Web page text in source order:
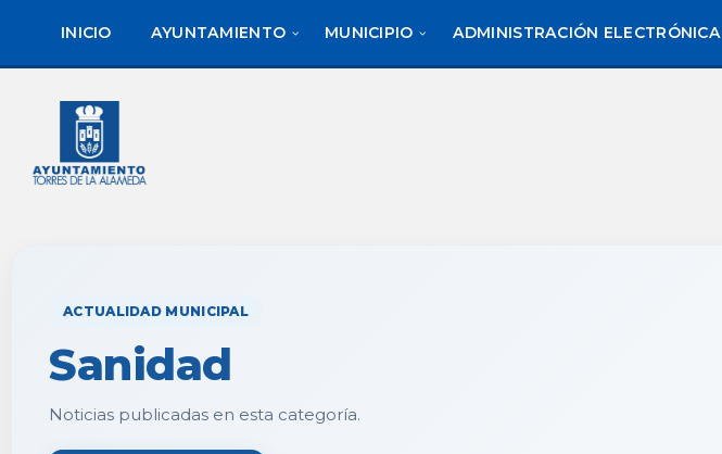
contenido
de
INICIO AYUNTAMIENTO MUNICIPIO ADMINISTRACIÓN ELECTRÓNICA
ACTUALIDAD MUNICIPAL
Sanidad
Noticias publicadas en esta categoría.